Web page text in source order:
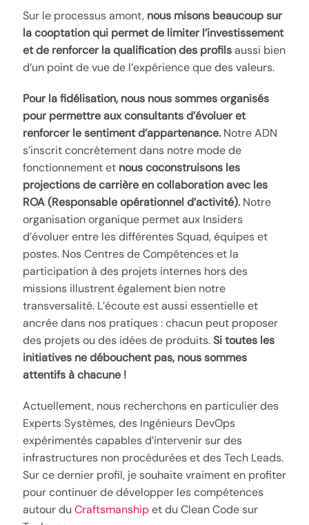
Sur le processus amont, nous misons beaucoup sur
la cooptation qui permet de limiter l’investissement
et de renforcer la qualification des profilsaussi bien
d’un point de vue de l’expérience que des valeurs.
Pour la fidélisation, nous nous sommes organisés
pour permettre aux consultants d’évoluer et
renforcer le sentiment d’appartenance. Notre ADN
s’inscrit concrètement dans notre mode de
fonctionnement et nous coconstruisons les
projections de carrière en collaboration avec les
ROA (Responsable opérationnel d’activité). Notre
organisation organique permet aux Insiders
d’évoluer entre les différentes Squad, équipes et
postes. Nos Centres de Compétences et la
participation à des projets internes hors des
missions illustrent également bien notre
transversalité. L’écoute est aussi essentielle et
ancrée dans nos pratiques : chacun peut proposer
des projets ou des idées de produits.Si toutes les
initiatives ne débouchent pas, nous sommes
attentifs à chacune !
Actuellement, nous recherchons en particulier des
Experts Systèmes, des Ingénieurs DevOps
expérimentés capables d’intervenir sur des
infrastructures non procédurées et des Tech Leads.
Sur ce dernier profil, je souhaite vraiment en profiter
pour continuer de développer les compétences
autour du Craftsmanshipet du Clean Code sur